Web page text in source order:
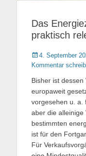
Das
praktisch
Gepostet
am
4. September
Kommentar
Bisher ist dessen
europaweit
vorgesehen u. a.
aber die alleinige
bestimmten
ist für den
Für